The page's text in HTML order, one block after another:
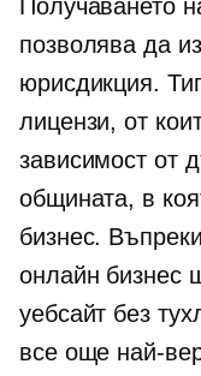
Получаването
позволява да
юрисдикция.
лицензи, от
зависимост от
общината, в
бизнес.
онлайн бизнес
уебсайт без
все още най-